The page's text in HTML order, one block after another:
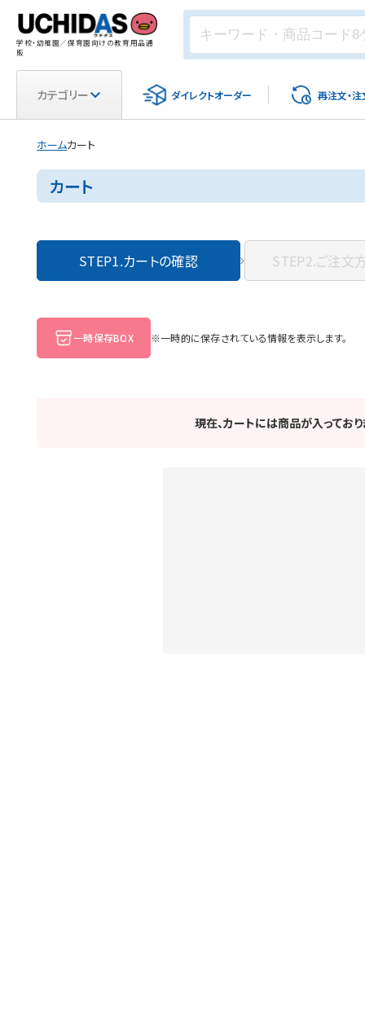
学校・幼稚園／保育園向けの教育用品通
販
カテゴリー ダイレクトオーダー 再注文・注
ホームカート
カート
STEP1.カートの確認 STEP2.ご注文
一時保存BOX ※一時的に保存されている情報を表示します。
現在、カートには商品が入ってお